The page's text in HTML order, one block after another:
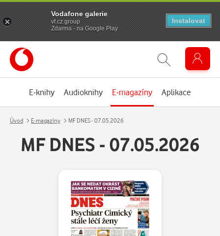
E-knihy Audioknihy E-magazíny Aplikace
Úvod E-magazíny MF DNES - 07.05.2026
MF DNES - 07.05.2026
Vodafone galerie
vf.cz.group
Zdarma - na Google Play
Instalovat